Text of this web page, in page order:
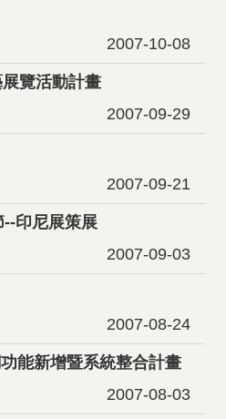
2007-10-08
覽活動計畫
2007-09-29
2007-09-21
印尼展策展
2007-09-03
2007-08-24
能新增暨系統整合計畫
2007-08-03